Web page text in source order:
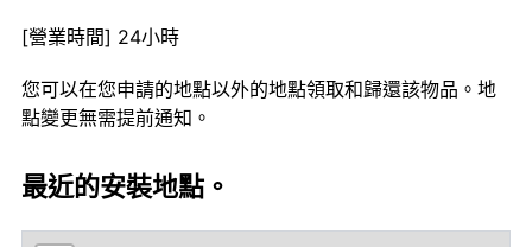
[營業時間] 24小時
您可以在您申請的地點以外的地點領取和歸還該物品。地
點變更無需提前通知。
最近的安裝地點。